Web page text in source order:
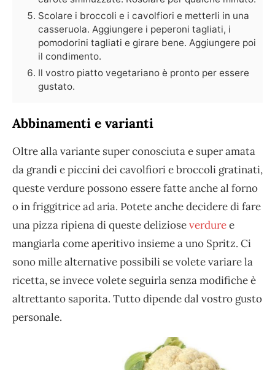
Scolare i broccoli e i cavolfiori e metterli in una
casseruola. Aggiungere i peperoni tagliati, i
pomodorini tagliati e girare bene. Aggiungere poi
il condimento.
Il vostro piatto vegetariano è pronto per essere
gustato.
Abbinamenti e varianti
Oltre alla variante super conosciuta e super amata
da grandi e piccini dei cavolfiori e broccoli gratinati,
queste verdure possono essere fatte anche al forno
o in friggitrice ad aria. Potete anche decidere di fare
una pizza ripiena di queste delizioseverduree
mangiarla come aperitivo insieme a uno Spritz. Ci
sono mille alternative possibili se volete variare la
ricetta, se invece volete seguirla senza modifiche è
altrettanto saporita. Tutto dipende dal vostro gusto
personale.